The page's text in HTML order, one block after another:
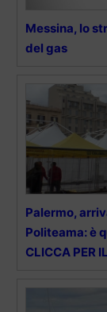
Messina, lo
del gas
Palermo,
Politeama: è
CLICCA PER